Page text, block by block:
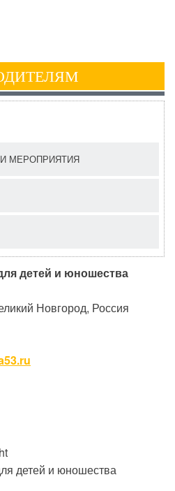
МЕРОПРИЯТИЯ
детей и юношества
Новгород, Россия
детей и юношества